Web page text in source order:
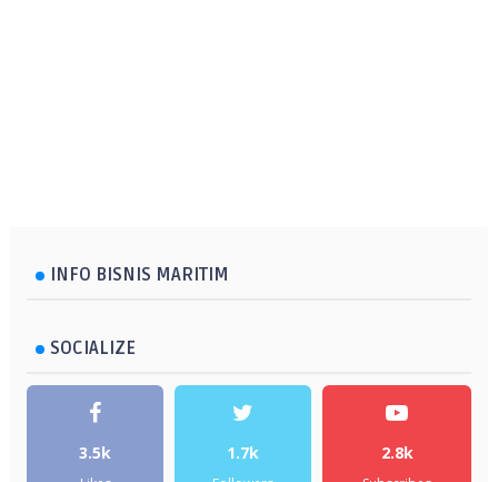
INFO BISNIS MARITIM
SOCIALIZE
3.5k 1.7k 2.8k